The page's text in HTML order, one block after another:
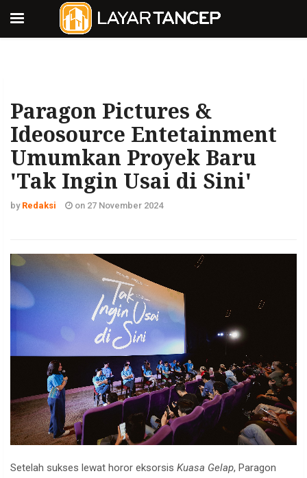
Paragon Pictures &
Ideosource Entetainment
Umumkan Proyek Baru
'Tak Ingin Usai di Sini'
by Redaksi on 27 November 2024
Setelah sukses lewat horor eksorsis Kuasa Gelap, Paragon